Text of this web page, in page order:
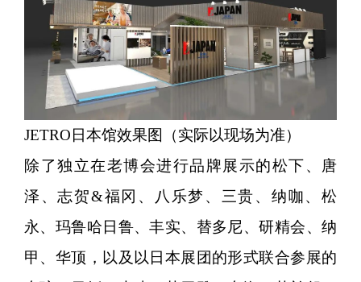
JETRO日本馆效果图（实际以现场为准）
除了独立在老博会进行品牌展示的松下、唐
泽、志贺&福冈、八乐梦、三贵、纳咖、松
永、玛鲁哈日鲁、丰实、替多尼、研精会、纳
甲、华顶，以及以日本展团的形式联合参展的